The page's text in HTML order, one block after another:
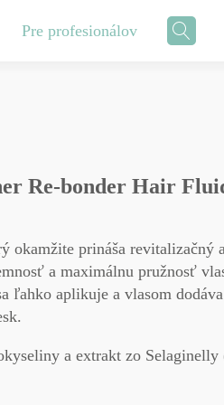
Pre profesionálov
Touch
Hug
VŠETKY
VÝHODY
Afro vlasy
Úroveň vlasov 9
Úroveň vlasov 10
Všetky typy vlasov
Re-bonder Hair
okamžite prináša revitalizačný
a maximálnu pružnosť
ľahko aplikuje a vlasom dodáva
a extrakt zo Selaginelly